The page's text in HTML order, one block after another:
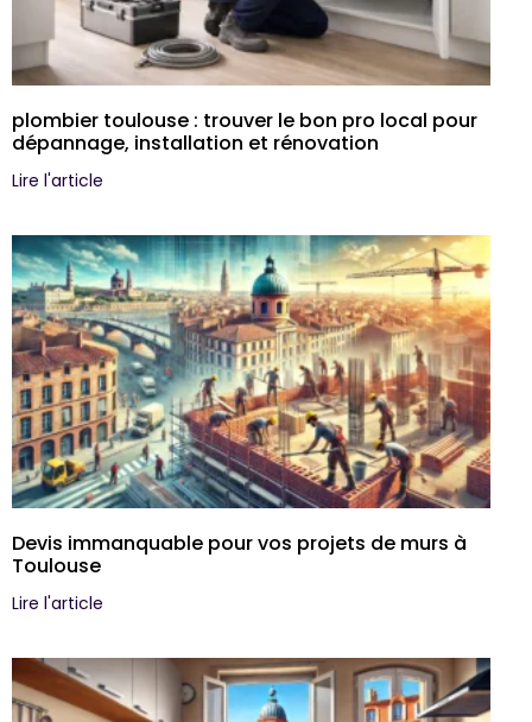
plombier toulouse : trouver le bon pro local pour
dépannage, installation et rénovation
Lire l'article
Devis immanquable pour vos projets de murs à
Toulouse
Lire l'article